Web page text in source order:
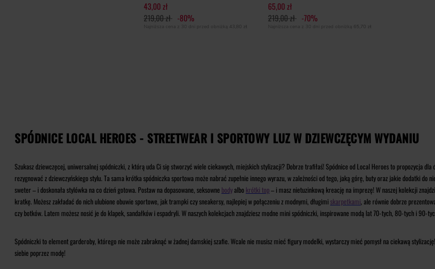
43,00 zł
219,00 zł -80%
Najniższa cena z 30 dni przed obniżką 43,80 zł
65,00 zł
219,00 zł -70%
Najniższa cena z 30 dni przed obniżką 65,70 zł
SPÓDNICE LOCAL HEROES - STREETWEAR I SPORTOWY LUZ W DZIEWCZĘCYM WYDANIU
Szukasz dziewczęcej, uniwersalnej spódniczki, z którą uda Ci się stworzyć wiele ciekawych, miejskich stylizacji? Dobrze trafiłaś! Spódnice od Local Heroes to propozycja
rezygnować z dziewczyńskiego stylu. Ta sama krótka spódniczka sportowa może nabrać zupełnie innego wyrazu, w zależności od tego, jaką górę, buty oraz jakie dodatki do
sweter – i doskonała stylówka na co dzień gotowa. Postaw na dopasowane, seksowne bodyalbo krótki top– i masz nietuzinkową kreację na imprezę! W naszej kolekcji
kratkę. Możesz zakładać do nich ulubione obuwie sportowe, jak trampki czy sneakersy, najlepiej w połączeniu z modnymi, długimi skarpetkami, ale równie dobrze
czy botków. Latem możesz nosić je do klapek, sandałków i espadryli. W naszych kolekcjach znajdziesz modne mini spódniczki, inspirowane modą lat 70-tych, 80-tych i 90-
Spódniczki to element garderoby, którego nie może zabraknąć w żadnej damskiej szafie. Wcale nie musisz mieć figury modelki, wystarczy mieć pomysł na ciekawą
siebie poprzez modę!